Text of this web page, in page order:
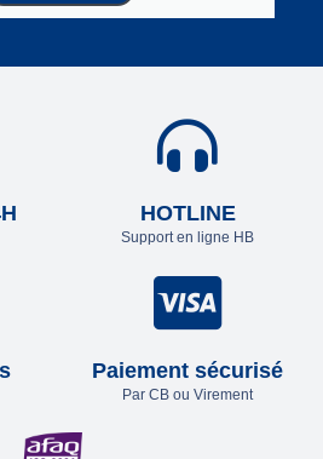
HOTLINE
Support en ligne HB
Paiement sécurisé
Par CB ou Virement